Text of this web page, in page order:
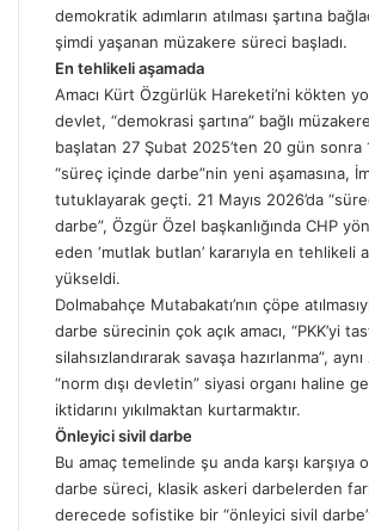
demokratik adımların atılması şartına
şimdi yaşanan müzakere süreci başladı.
En tehlikeli aşamada
Amacı Kürt Özgürlük Hareketi’ni kökten
devlet, “demokrasi şartına” bağlı
başlatan 27 Şubat 2025’ten 20 gün sonra
“süreç içinde darbe”nin yeni aşamasına,
tutuklayarak geçti. 21 Mayıs 2026’da
darbe”, Özgür Özel başkanlığında CHP
eden ‘mutlak butlan’ kararıyla en tehlikeli
yükseldi.
Dolmabahçe Mutabakatı’nın çöpe
darbe sürecinin çok açık amacı, “PKK’yi
silahsızlandırarak savaşa hazırlanma”,
“norm dışı devletin” siyasi organı haline
iktidarını yıkılmaktan kurtarmaktır.
Önleyici sivil darbe
Bu amaç temelinde şu anda karşı karşıya
darbe süreci, klasik askeri darbelerden
derecede sofistike bir “önleyici sivil